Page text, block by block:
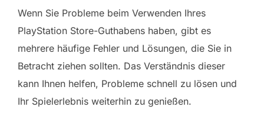
Wenn Sie Probleme beim Verwenden Ihres
PlayStation Store-Guthabens haben, gibt es
mehrere häufige Fehler und Lösungen, die Sie in
Betracht ziehen sollten. Das Verständnis dieser
kann Ihnen helfen, Probleme schnell zu lösen und
Ihr Spielerlebnis weiterhin zu genießen.